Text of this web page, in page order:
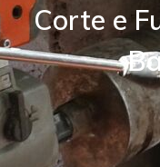
Corte e